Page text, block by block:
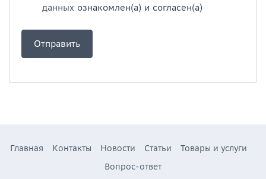
данных ознакомлен(а) и согласен(а)
Главная Контакты Новости Статьи
Товары и услуги
Вопрос-ответ